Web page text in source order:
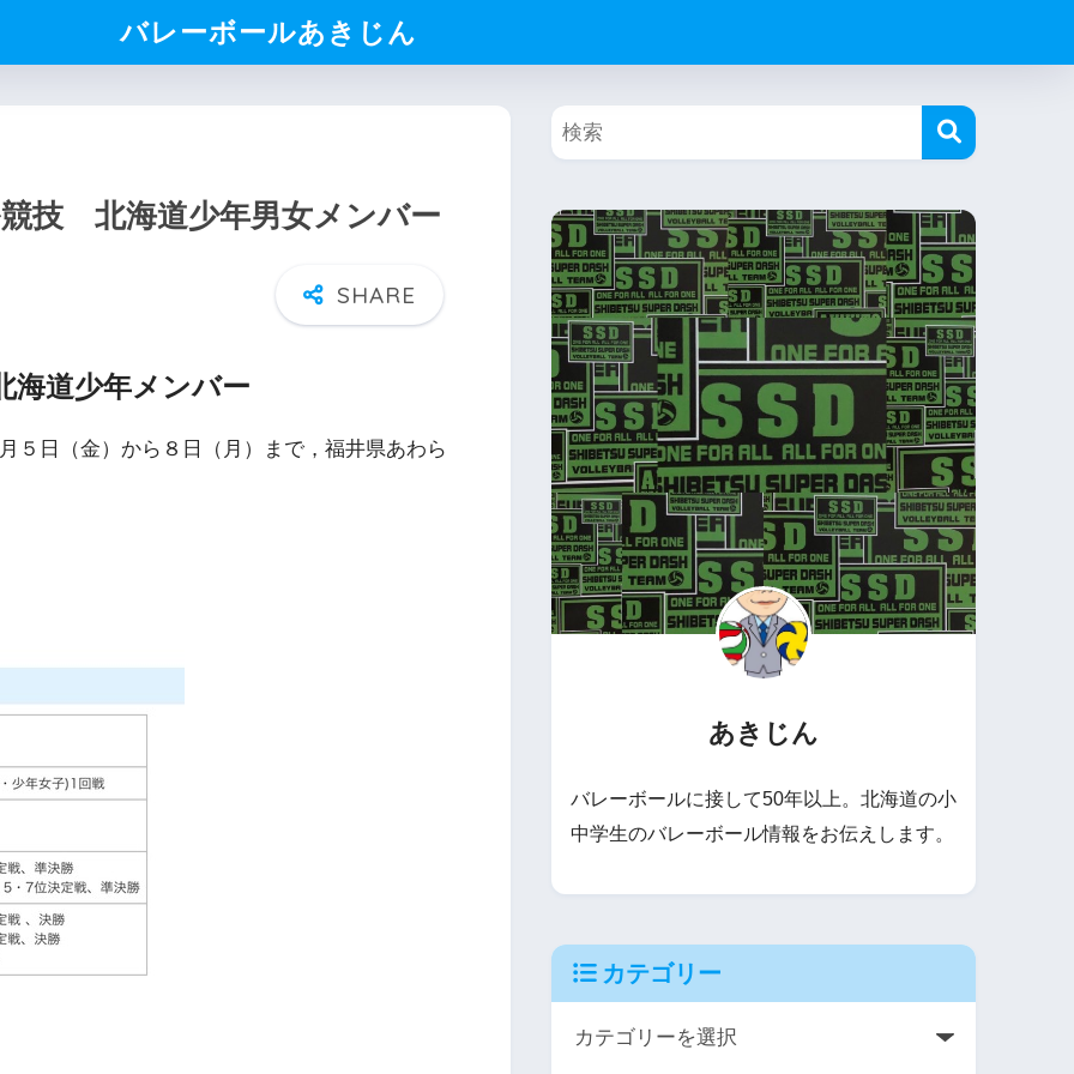
バレーボールあきじん
技 北海道少年男女メンバー
道少年メンバー
５日（金）から８日（月）まで，福井県あわら
あきじん
バレーボールに接して50年以上。北海道の小
中学生のバレーボール情報をお伝えします。
カテゴリー